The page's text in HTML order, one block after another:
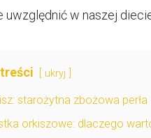
uwzględnić w naszej
ukryj
starożytna zbożowa perła
orkiszowe: dlaczego